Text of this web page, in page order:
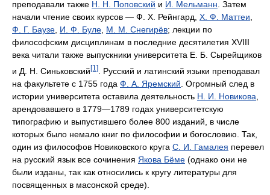
преподавали также Н. Н. Поповский и И. Мельманн . Затем
начали чтение своих курсов — Ф. Х. Рейнгард, Х. Ф. Маттеи
Ф. Г. Баузе И. Ф. Буле М. М. Снегирёв; лекции по
философским дисциплинам в последние десятилетия XVIII
века читали также выпускники университета Е. Б. Сырейщиков
и Д. Н. Синьковский[1]
. Русский и латинский языки преподавал
на факультете с 1755 года Ф. А. Яремский . Огромный след в
истории университета оставила деятельность Н. И. Новикова
арендовавшего в 1779—1789 годах университетскую
типографию и выпустившего более 800 изданий, в числе
которых было немало книг по философии и богословию. Так,
один из философов Новиковского круга C. И. Гамалея перевел
на русский язык все сочинения Якова Бёме (однако они не
были изданы, так как относились к кругу литературы для
посвященных в масонской среде).